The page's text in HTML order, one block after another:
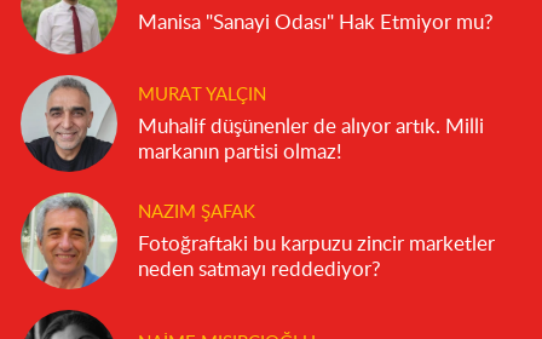
Manisa "Sanayi Odası" Hak Etmiyor mu?
MURAT YALÇIN
Muhalif düşünenler de alıyor artık. Milli
markanın partisi olmaz!
NAZIM ŞAFAK
Fotoğraftaki bu karpuzu zincir marketler
neden satmayı reddediyor?